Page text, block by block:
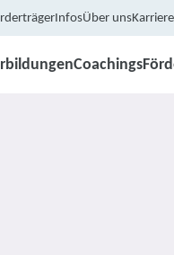
InfosÜber unsKarriere
Coachings